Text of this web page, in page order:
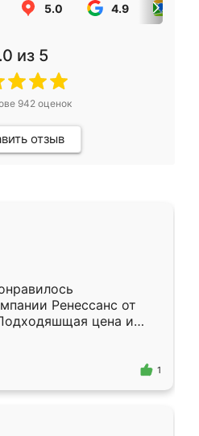
5.0 4.9
из 5
942оценок
отзыв
Ренессанс от
цена и
Приехавший
Владислав
эскизу самый
1